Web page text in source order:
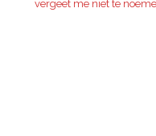
vergeet me niet te